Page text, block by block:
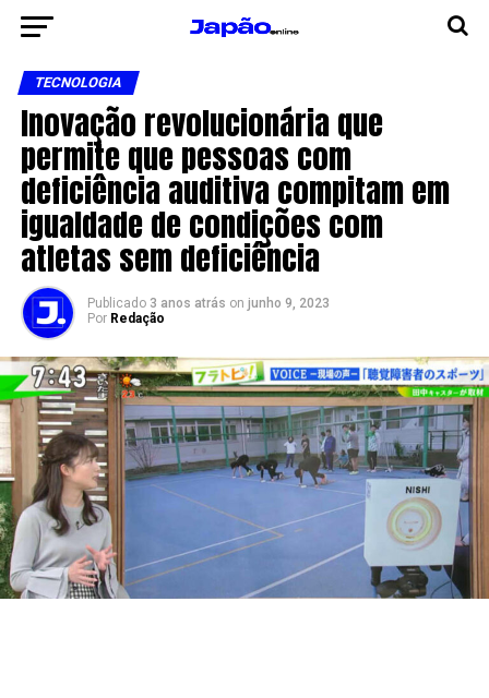
TECNOLOGIA
Inovação revolucionária que
permite que pessoas com
deficiência auditiva compitam em
igualdade de condições com
atletas sem deficiência
Publicado 3 anos atrás on junho 9, 2023
Por Redação